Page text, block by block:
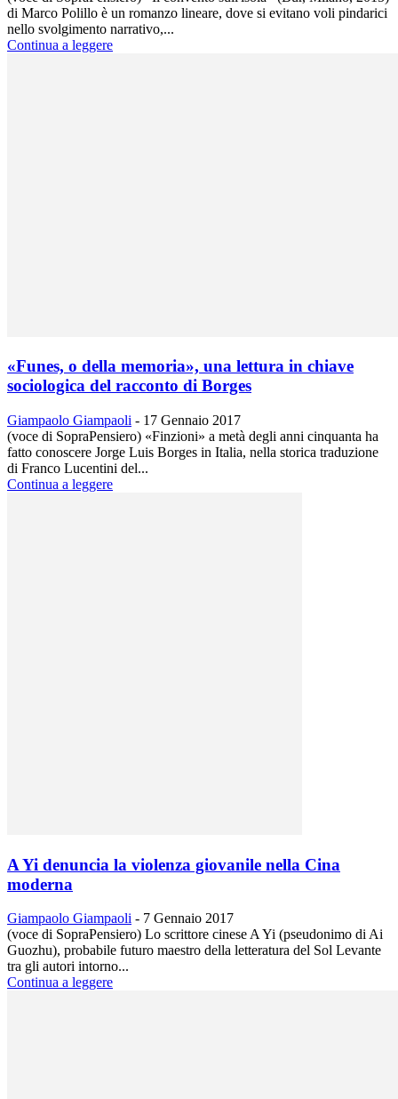
di Marco Polillo è un romanzo lineare, dove si evitano voli pindarici
nello svolgimento narrativo,...
Continua a leggere
«Funes, o della memoria», una lettura in chiave
sociologica del racconto di Borges
Giampaolo Giampaoli - 17 Gennaio 2017
(voce di SopraPensiero) «Finzioni» a metà degli anni cinquanta ha
fatto conoscere Jorge Luis Borges in Italia, nella storica traduzione
di Franco Lucentini del...
Continua a leggere
A Yi denuncia la violenza giovanile nella Cina
moderna
Giampaolo Giampaoli - 7 Gennaio 2017
(voce di SopraPensiero) Lo scrittore cinese A Yi (pseudonimo di Ai
Guozhu), probabile futuro maestro della letteratura del Sol Levante
tra gli autori intorno...
Continua a leggere